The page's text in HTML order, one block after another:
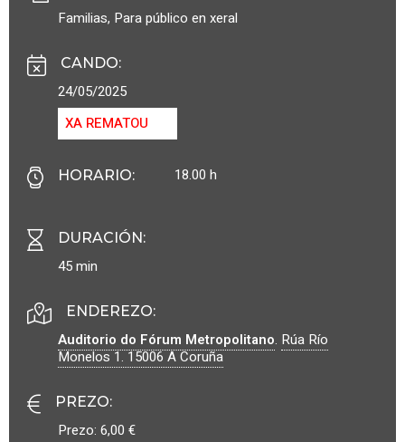
Familias, Para público en xeral
CANDO:
24/05/2025
XA REMATOU
HORARIO: 18.00 h
DURACIÓN:
45 min
ENDEREZO:
Auditorio do Fórum Metropolitano. Rúa Río
Monelos 1.15006A Coruña
PREZO:
Prezo: 6,00 €